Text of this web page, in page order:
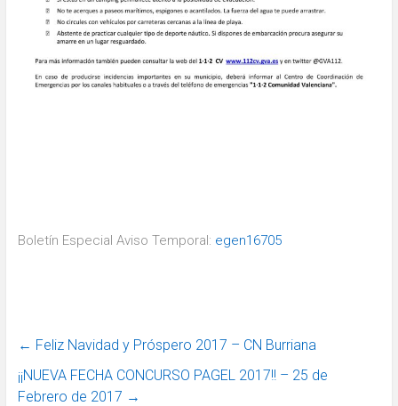
Boletín Especial Aviso Temporal: egen16705
← Feliz Navidad y Próspero 2017 – CN Burriana
¡¡NUEVA FECHA CONCURSO PAGEL 2017!! – 25 de
Febrero de 2017 →